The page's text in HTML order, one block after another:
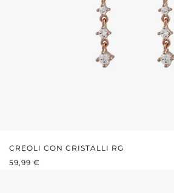
CREOLI CON CRISTALLI RG
PREZZO NORMALE:
59,99 €